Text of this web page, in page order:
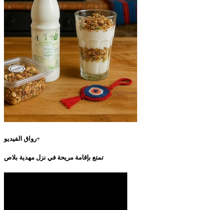
رواق الفيديو+
تمتع بإقامة مريحة في نزل مهدية بلاص